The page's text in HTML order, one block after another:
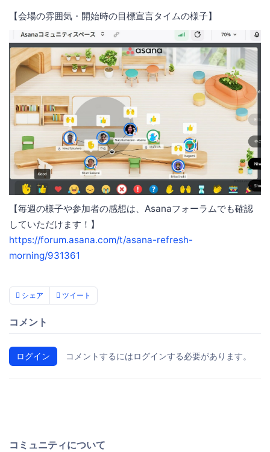
【会場の雰囲気・開始時の目標宣言タイムの様子】
【毎週の様子や参加者の感想は、Asanaフォーラムでも確認
していただけます！】
https://forum.asana.com/t/asana-refresh-
morning/931361
シェア ツイート
コメント
ログイン コメントするにはログインする必要があります。
コミュニティについて